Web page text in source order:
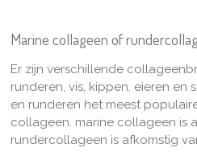
Marine collageen of
Er zijn verschillende
runderen, vis, kippen. eieren en
en runderen het meest
collageen. marine collageen is
rundercollageen is afkomstig